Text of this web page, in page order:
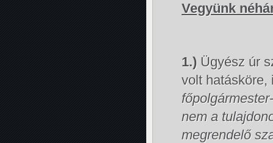
Vegyünk
1.) Ügyész úr
volt
nem a
megrendelő